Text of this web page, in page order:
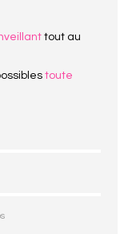
tout au
toute